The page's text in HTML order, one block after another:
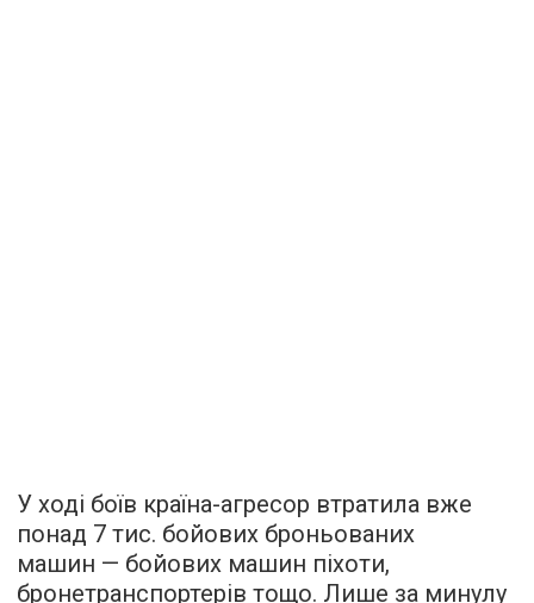
У ході боїв країна-агресор втратила вже
понад 7 тис. бойових броньованих
машин — бойових машин піхоти,
бронетранспортерів тощо. Лише за минулу